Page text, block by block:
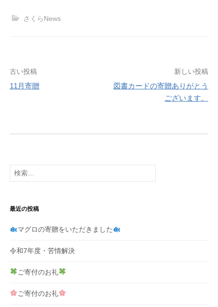
c
o
k
tt
さくらNews
投
稿
ー
シ
ン
古い投稿
11月寄贈
新しい投稿
図書カードの寄贈ありがとう
ございます。
検
索:
最近の投稿
マグロの寄贈をいただきました
令和7年度・苦情解決
ご寄付のお礼
ご寄付のお礼